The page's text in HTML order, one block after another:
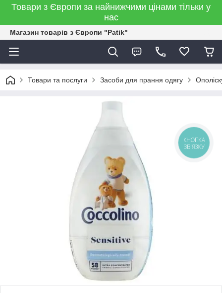
Товари з Європи за найнижчими цінами тільки у
нас
Магазин товарів з Європи "Patik"
Товари та послуги Засоби для прання одягу
КНОПКА
ЗВ'ЯЗКУ